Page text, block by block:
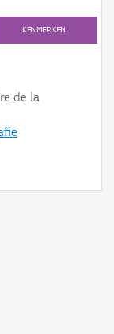
KENMERKEN
de la